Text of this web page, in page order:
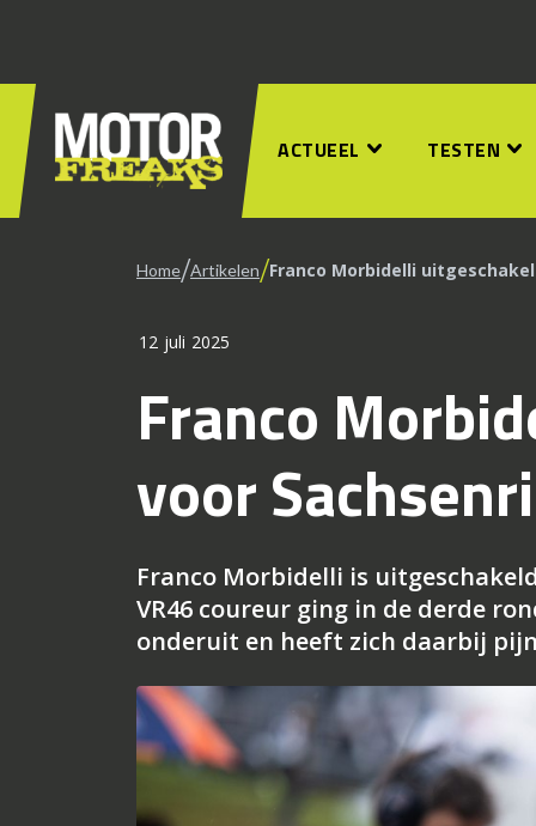
ACTUEEL TESTEN
Home/Artikelen/Franco Morbidelli
12 juli 2025
Franco
voor
Franco Morbidelli is
VR46 coureur ging in de derde
onderuit en heeft zich daarbij